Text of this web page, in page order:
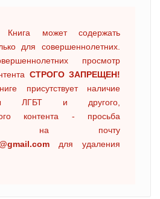
Книга может содержать
для совершеннолетних.
просмотр
СТРОГО ЗАПРЕЩЕН!
присутствует наличие
ЛГБТ и другого,
контента - просьба
на почту
для удаления